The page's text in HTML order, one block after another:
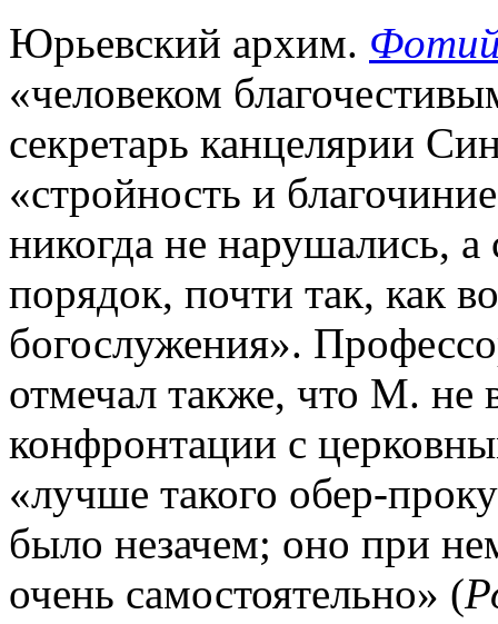
Юрьевский архим.
«человеком
секретарь канцелярии
«стройность и
никогда не нарушались,
порядок, почти так, как
богослужения».
отмечал также, что М. не
конфронтации с
«лучше такого обер-
было незачем; оно при
очень самостоятельно» (